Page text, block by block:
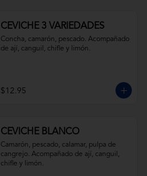
CEVICHE 3 VARIEDADES
Concha, camarón, pescado. Acompañado
de ají, canguil, chifle y limón.
$12.95
CEVICHE BLANCO
Camarón, pescado, calamar, pulpa de
cangrejo. Acompañado de ají, canguil,
chifle y limón.